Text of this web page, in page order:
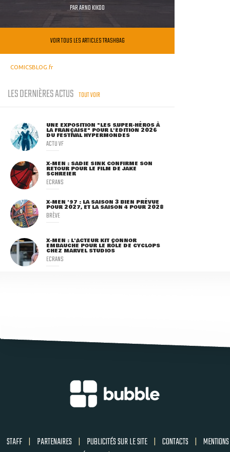
PARARNO KIKOO
VOIR TOUS LES ARTICLES TRASHBAG
COMICSBLOG.fr
LES DERNIÈRES ACTUS TOUT VOIR
UNE EXPOSITION "LES SUPER-HÉROS À
LA FRANÇAISE" POUR L'ÉDITION 2026
DU FESTIVAL HYPERMONDES
ACTU VF
X-MEN : SADIE SINK CONFIRME SON
RETOUR POUR LE FILM DE JAKE
SCHREIER
ECRANS
X-MEN '97 : LA SAISON 3 BIEN PRÉVUE
POUR 2027, ET LA SAISON 4 POUR 2028
BRÈVE
X-MEN : L'ACTEUR KIT CONNOR
EMBAUCHÉ POUR LE RÔLE DE CYCLOPS
CHEZ MARVEL STUDIOS
ECRANS
STAFF | PARTENAIRES | PUBLICITÉS SUR LE SITE | CONTACTS | MENTIONS